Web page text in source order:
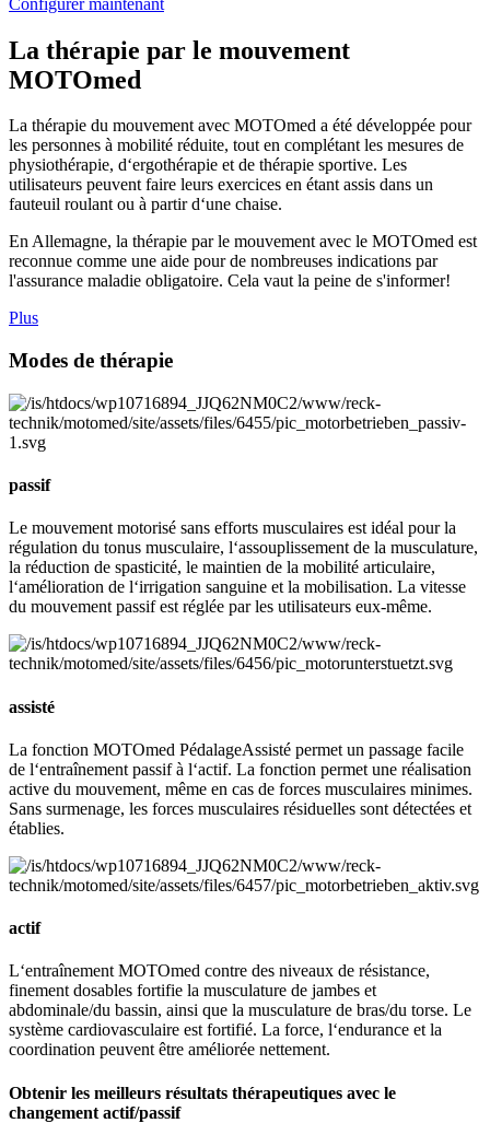
La thérapie par le mouvement
MOTOmed
La thérapie du mouvement avec MOTOmed a été développée pour
les personnes à mobilité réduite, tout en complétant les mesures de
physiothérapie, d‘ergothérapie et de thérapie sportive. Les
utilisateurs peuvent faire leurs exercices en étant assis dans un
fauteuil roulant ou à partir d‘une chaise.
En Allemagne, la thérapie par le mouvement avec le MOTOmed est
reconnue comme une aide pour de nombreuses indications par
l'assurance maladie obligatoire. Cela vaut la peine de s'informer!
Plus
Modes de thérapie
passif
Le mouvement motorisé sans efforts musculaires est idéal pour la
régulation du tonus musculaire, l‘assouplissement de la musculature,
la réduction de spasticité, le maintien de la mobilité articulaire,
l‘amélioration de l‘irrigation sanguine et la mobilisation. La vitesse
du mouvement passif est réglée par les utilisateurs eux-même.
assisté
La fonction MOTOmed PédalageAssisté permet un passage facile
de l‘entraînement passif à l‘actif. La fonction permet une réalisation
active du mouvement, même en cas de forces musculaires minimes.
Sans surmenage, les forces musculaires résiduelles sont détectées et
établies.
actif
L‘entraînement MOTOmed contre des niveaux de résistance,
finement dosables fortifie la musculature de jambes et
abdominale/du bassin, ainsi que la musculature de bras/du torse. Le
système cardiovasculaire est fortifié. La force, l‘endurance et la
coordination peuvent être améliorée nettement.
Obtenir les meilleurs résultats thérapeutiques avec le
changement actif/passif